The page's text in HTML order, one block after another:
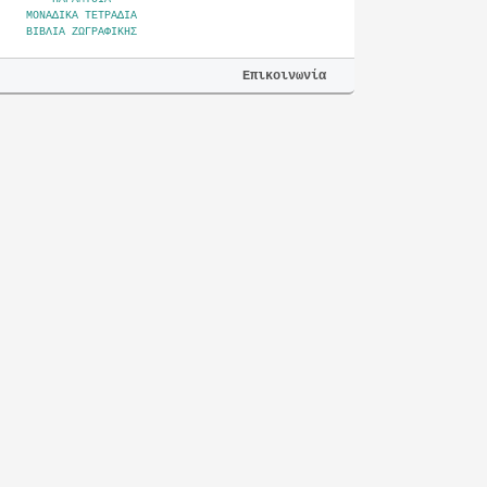
ΜΟΝΑΔΙΚΑ ΤΕΤΡΑΔΙΑ
ΒΙΒΛΙΑ ΖΩΓΡΑΦΙΚΗΣ
Επικοινωνία